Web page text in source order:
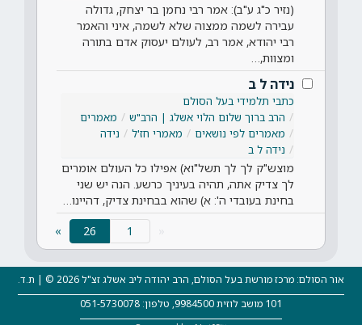
(נזיר כ"ג ע"ב): אמר רבי נחמן בר יצחק, גדולה
עבירה לשמה ממצוה שלא לשמה, איני והאמר
רבי יהודא, אמר רב, לעולם יעסוק אדם בתורה
ומצוות,…
נידה ל ב
כתבי תלמידי בעל הסולם
הרב ברוך שלום הלוי אשלג | הרב"ש
מאמרים
מאמרים לפי נושאים
מאמרי חז'ל
נידה
נידה ל ב
מוצש"ק לך לך תשל"וא) אפילו כל העולם אומרים
לך צדיק אתה, תהיה בעיניך כרשע. הנה יש שני
בחינת בעובדי ה': א) שהוא בבחינת צדיק, דהיינו…
26
»
אור הסולם: מרכז מורשת בעל הסולם, הרב יהודה ליב אשלג זצ"ל 2026 © | ת.ד.
101 מושב לוזית 9984500, טלפון: 051-5730078